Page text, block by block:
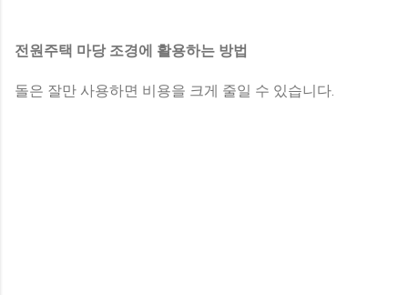
전원주택 마당 조경에 활용하는 방법
돌은 잘만 사용하면 비용을 크게 줄일 수 있습니다.